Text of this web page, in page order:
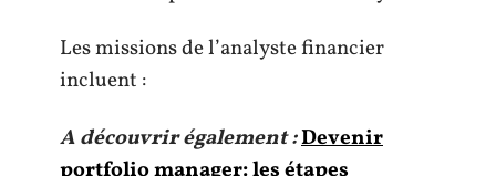
Les missions de l’analyste financier
incluent :
A découvrir également :Devenir
portfolio manager: les étapes